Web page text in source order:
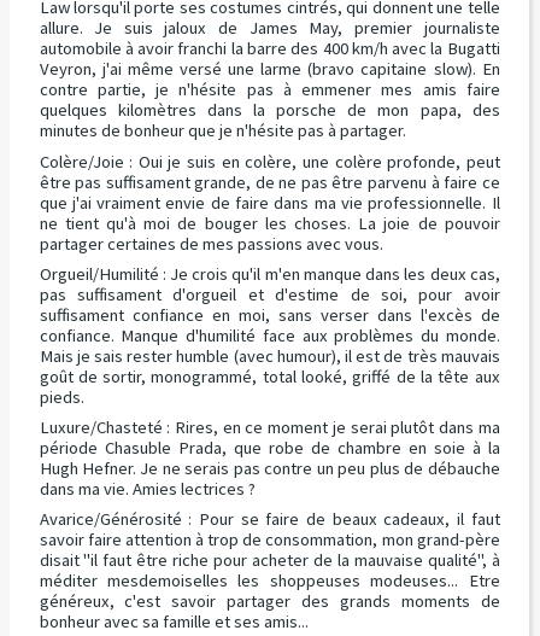
Law lorsqu'il porte ses costumes cintrés, qui donnent une telle
allure. Je suis jaloux de James May, premier journaliste
automobile à avoir franchi la barre des 400 km/h avec la Bugatti
Veyron, j'ai même versé une larme (bravo capitaine slow). En
contre partie, je n'hésite pas à emmener mes amis faire
quelques kilomètres dans la porsche de mon papa, des
minutes de bonheur que je n'hésite pas à partager.
Colère/Joie : Oui je suis en colère, une colère profonde, peut
être pas suffisament grande, de ne pas être parvenu à faire ce
que j'ai vraiment envie de faire dans ma vie professionnelle. Il
ne tient qu'à moi de bouger les choses. La joie de pouvoir
partager certaines de mes passions avec vous.
Orgueil/Humilité : Je crois qu'il m'en manque dans les deux cas,
pas suffisament d'orgueil et d'estime de soi, pour avoir
suffisament confiance en moi, sans verser dans l'excès de
confiance. Manque d'humilité face aux problèmes du monde.
Mais je sais rester humble (avec humour), il est de très mauvais
goût de sortir, monogrammé, total looké, griffé de la tête aux
pieds.
Luxure/Chasteté : Rires, en ce moment je serai plutôt dans ma
période Chasuble Prada, que robe de chambre en soie à la
Hugh Hefner. Je ne serais pas contre un peu plus de débauche
dans ma vie. Amies lectrices ?
Avarice/Générosité : Pour se faire de beaux cadeaux, il faut
savoir faire attention à trop de consommation, mon grand-père
disait "il faut être riche pour acheter de la mauvaise qualité", à
méditer mesdemoiselles les shoppeuses modeuses... Etre
généreux, c'est savoir partager des grands moments de
bonheur avec sa famille et ses amis...